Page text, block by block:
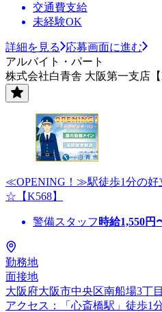
交通費支給
未経験OK
詳細を見る
応募画面に進む
アルバイト・パート
株式会社白青舎 大阪第一支店【
≪OPENING！≫駅徒歩1分の好
☆【K568】
警備スタッフ 時給1,550円
勤務地
面接地
大阪府大阪市中央区南船場3丁
アクセス：「心斎橋駅」徒歩1